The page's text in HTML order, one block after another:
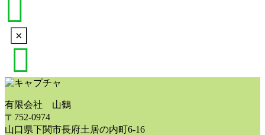
コ
×
to
this
fixed
display
element
ア
コ
ン
リ
ン
ク
有限会社 山鶴
〒752-0974
山口県下関市長府土居の内町6-16